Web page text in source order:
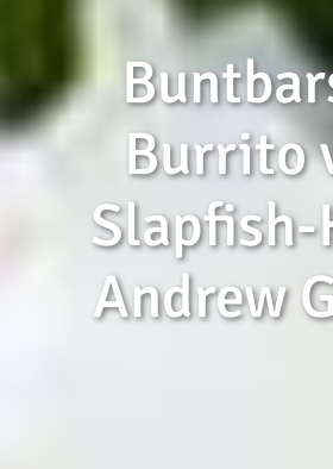
Burrito
Slapfish-
Andrew